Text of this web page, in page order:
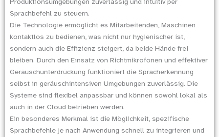
Sprachbefehl zu steuern.
Die Technologie ermöglicht es Mitarbeitenden, Maschinen
kontaktlos zu bedienen, was nicht nur hygienischer ist,
sondern auch die Effizienz steigert, da beide Hände frei
bleiben. Durch den Einsatz von Richtmikrofonen und effektiver
Geräuschunterdrückung funktioniert die Spracherkennung
selbst in geräuschintensiven Umgebungen zuverlässig. Die
Systeme sind flexibel anpassbar und können sowohl lokal als
auch in der Cloud betrieben werden.
Ein besonderes Merkmal ist die Möglichkeit, spezifische
Sprachbefehle je nach Anwendung schnell zu integrieren und